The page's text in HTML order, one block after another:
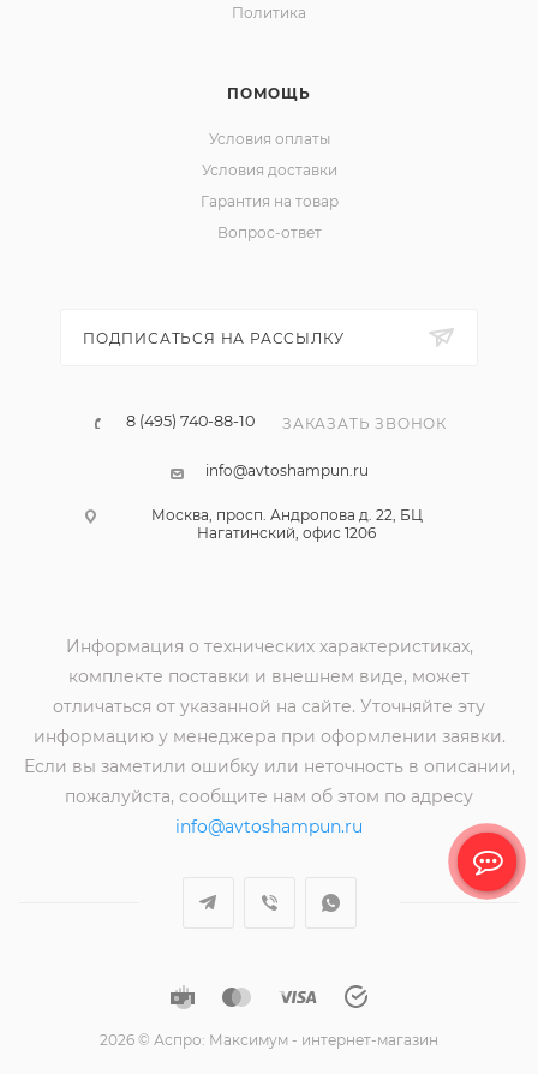
Политика
ПОМОЩЬ
Условия оплаты
Условия доставки
Гарантия на товар
Вопрос-ответ
ПОДПИСАТЬСЯ НА РАССЫЛКУ
8 (495) 740-88-10 ЗАКАЗАТЬ ЗВОНОК
info@avtoshampun.ru
Москва, просп. Андропова д. 22, БЦ
Нагатинский, офис 1206
Информация о технических характеристиках,
комплекте поставки и внешнем виде, может
отличаться от указанной на сайте. Уточняйте эту
информацию у менеджера при оформлении заявки.
Если вы заметили ошибку или неточность в описании,
пожалуйста, сообщите нам об этом по адресу
info@avtoshampun.ru
2026 © Аспро: Максимум - интернет-магазин